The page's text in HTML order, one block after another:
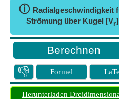
ⓘ Radialgeschwindigkeit
Strömung über Kugel [Vr]
👎 Formel
Herunterladen